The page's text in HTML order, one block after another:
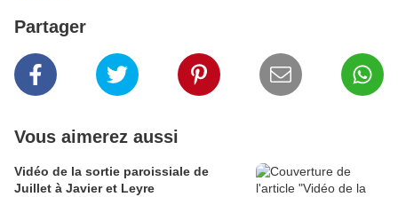
Partager
Vous aimerez aussi
Vidéo de la sortie paroissiale de
Juillet à Javier et Leyre